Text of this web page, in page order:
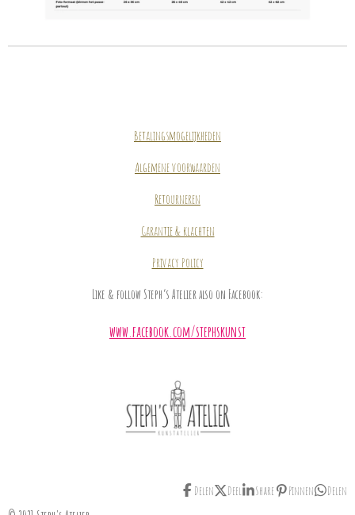
Betalingsmogelijkheden
Algemene voorwaarden
Retourneren
Garantie & klachten
Privacy Policy
Like & follow Steph’s Atelier also on Facebook:
www.facebook.com/stephskunst
Delen Deel Share Pinnen Delen